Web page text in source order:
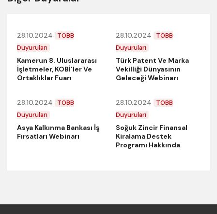
28.10.2024
TOBB
Duyuruları
Kamerun 8. Uluslararası
İşletmeler, KOBİ’ler Ve
Ortaklıklar Fuarı
28.10.2024
TOBB
Duyuruları
Türk Patent Ve Marka
Vekilliği Dünyasının
Geleceği Webinarı
28.10.2024
TOBB
Duyuruları
Asya Kalkınma Bankası İş
Fırsatları Webinarı
28.10.2024
TOBB
Duyuruları
Soğuk Zincir Finansal
Kiralama Destek
Programı Hakkında